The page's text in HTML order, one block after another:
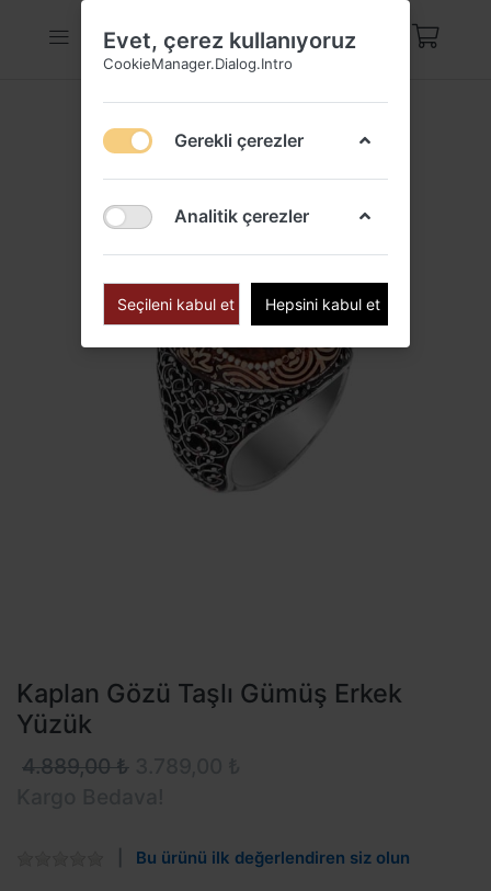
Kaplan Gözü Taşlı Gümüş Erkek
Yüzük
4.889,00 ₺
Bu ürünü ilk değerlendiren siz olun
Evet, çerez kullanıyoruz
CookieManager.Dialog.Intro
Gerekli çerezler
Analitik çerezler
Seçileni kabul et Hepsini kabul et